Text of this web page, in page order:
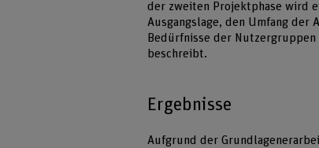
der zweiten Projektphase wird
Ausgangslage, den Umfang
Bedürfnisse der
beschreibt.
Ergebnisse
Aufgrund der